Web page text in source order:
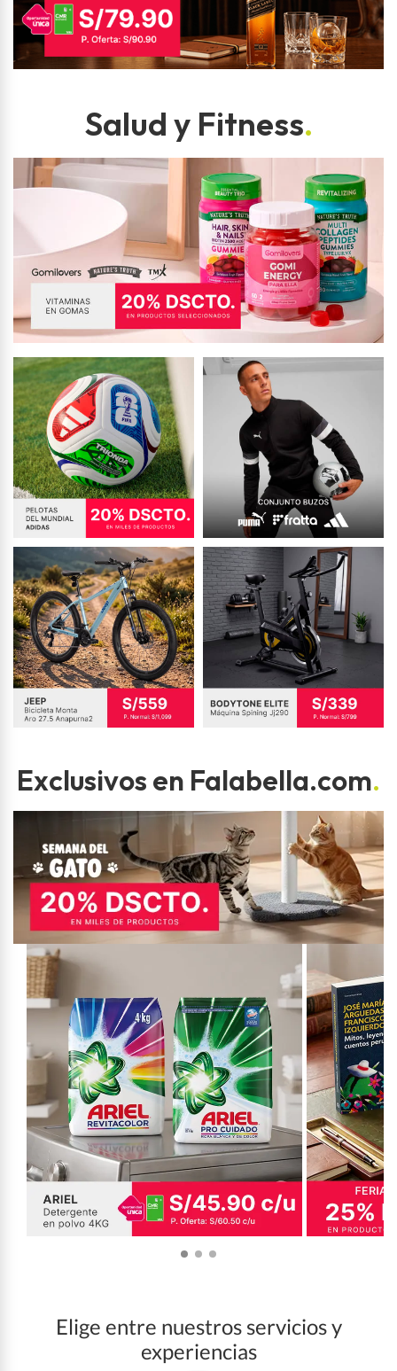
Salud y Fitness.
Exclusivos en Falabella.com.
Elige entre nuestros servicios y
experiencias